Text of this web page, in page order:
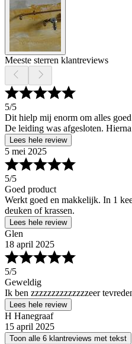
Meeste sterren klantreviews
5/5
Dit hielp mij enorm om alles
De leiding was afgesloten.
Lees hele review
5 mei 2025
5/5
Goed product
Werkt goed en makkelijk. In 1
deuken of krassen.
Lees hele review
Glen
18 april 2025
5/5
Geweldig
Ik ben zzzzzzzzzzzzzzeer
Lees hele review
H Hanegraaf
15 april 2025
Toon alle 6 klantreviews met tekst